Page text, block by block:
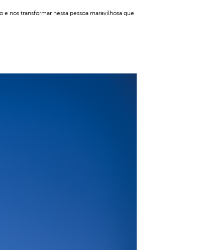
nos transformar nessa pessoa maravilhosa que